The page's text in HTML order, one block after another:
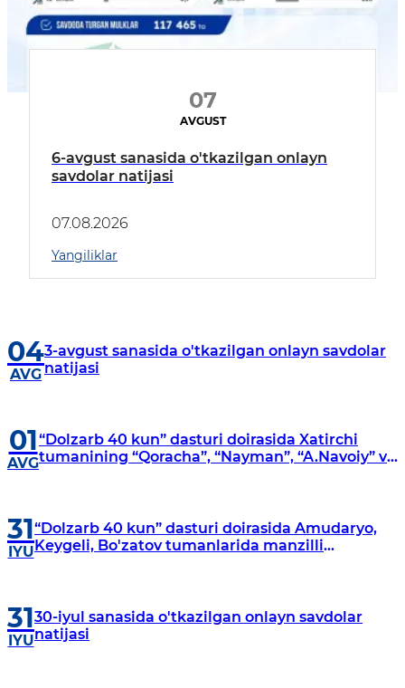
07
AVGUST
6-avgust sanasida o'tkazilgan onlayn
savdolar natijasi
07.08.2026
Yangiliklar
04
AVG
3-avgust sanasida o'tkazilgan onlayn savdolar
natijasi
01
AVG
“Dolzarb 40 kun” dasturi doirasida Xatirchi
tumanining “Qoracha”, “Nayman”, “A.Navoiy” va
31
IYU
“Dolzarb 40 kun” dasturi doirasida Amudaryo,
Keygeli, Bo'zatov tumanlarida manzilli
31
IYU
30-iyul sanasida o'tkazilgan onlayn savdolar
natijasi